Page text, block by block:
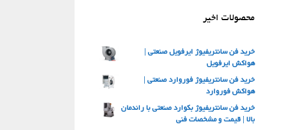
محصولات اخیر
خرید فن سانتریفیوژ ایرفویل صنعتی |
هواکش ایرفویل
خرید فن سانتریفیوژ فوروارد صنعتی |
هواکش فوروارد
خرید فن سانتریفیوژ بکوارد صنعتی با راندمان
بالا | قیمت و مشخصات فنی